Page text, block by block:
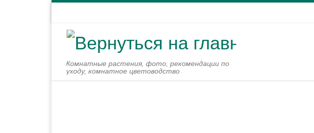
Комнатные растения, фото, рекомендации по
уходу, комнатное цветоводство